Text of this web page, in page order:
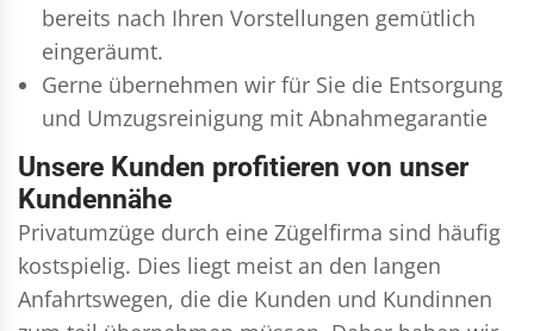
bereits nach Ihren Vorstellungen gemütlich
eingeräumt.
Gerne übernehmen wir für Sie die Entsorgung
und Umzugsreinigung mit Abnahmegarantie
Unsere Kunden profitieren von unser
Kundennähe
Privatumzüge durch eine Zügelfirma sind häufig
kostspielig. Dies liegt meist an den langen
Anfahrtswegen, die die Kunden und Kundinnen